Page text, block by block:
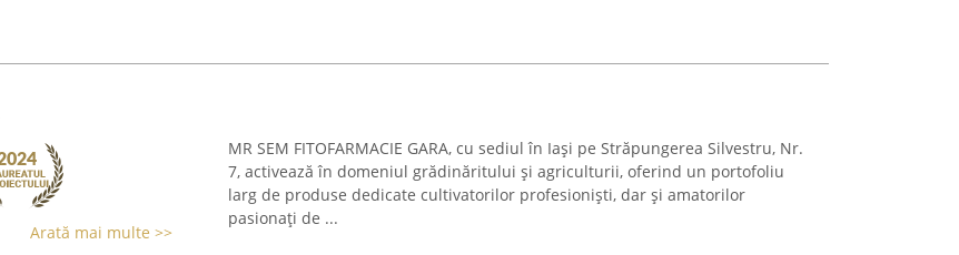
Arată mai multe >>
MR SEM FITOFARMACIE GARA, cu sediul în Iași pe Străpungerea Silvestru, Nr.
7, activează în domeniul grădinăritului și agriculturii, oferind un portofoliu
larg de produse dedicate cultivatorilor profesioniști, dar și amatorilor
pasionați de ...